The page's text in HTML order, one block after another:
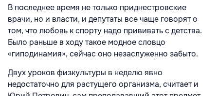
В последнее время не только приднестровские
врачи, но и власти, и депутаты все чаще говорят о
том, что любовь к спорту надо прививать с детства.
Было раньше в ходу такое модное словцо
«гиподинамия», сейчас оно незаслуженно забыто.
Двух уроков физкультуры в неделю явно
недостаточно для растущего организма, считает и